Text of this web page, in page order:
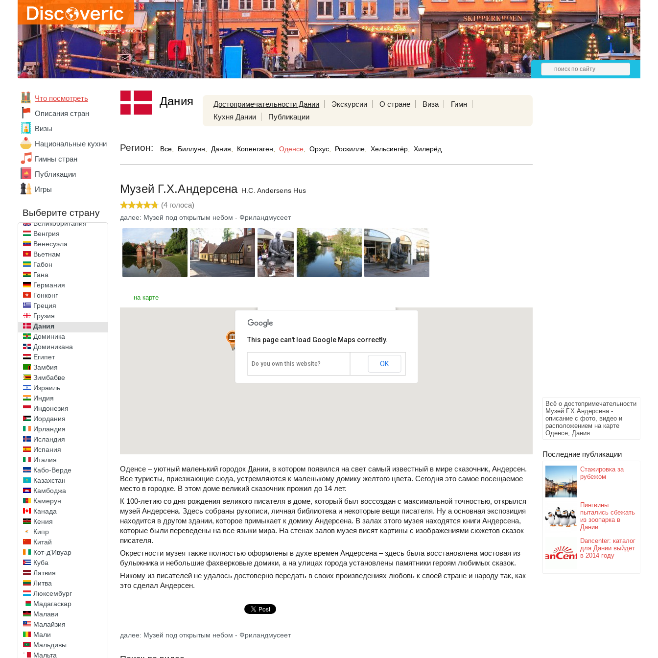
Что посмотреть
Описания стран
Визы
Национальные кухни
Гимны стран
Публикации
Игры
Выберите страну
Абхазия
Австралия
Австрия
Алжир
Ангола
Аргентина
Армения
Бельгия
Бенин
Боливия
Ватикан
Великобритания
Венгрия
Венесуэла
Вьетнам
Габон
Гана
Германия
Гонконг
Греция
Грузия
Дания
Доминика
Доминикана
Египет
Замбия
Зимбабве
Израиль
Индия
Индонезия
Иордания
Ирландия
Исландия
Испания
Италия
Кабо-Верде
Казахстан
Камбоджа
Камерун
Канада
Кения
Кипр
Китай
Кот-д'Ивуар
Куба
Латвия
Литва
Люксембург
Мадагаскар
Малави
Малайзия
Мали
Мальдивы
Мальта
Всё о достопримечательности
Музей Г.Х.Андерсена -
описание с фото, видео и
расположением на карте
Оденсе, Дания.
Последние публикации
Стажировка за
рубежом
Пингвины
пытались сбежать
из зоопарка в
Дании
Dancenter: каталог
для Дании выйдет
в 2014 году
Дания Достопримечательности Дании Экскурсии О стране Виза
Гимн
Кухня Дании
Публикации
Регион: Все Биллунн Дания Копенгаген Оденсе Орхус Роскилле Хельсингёр Хилерёд
Музей Г.Х.Андерсена H.C. Andersens Hus
(4 голоса)
далее: Музей под открытым небом - Фриландмусеет
на карте
Дания, Оденсе
This page can't load Google Maps correctly.
Do you own this website? OK
Оденсе – уютный маленький городок Дании, в котором появился на свет самый известный в мире сказочник, Андерсен.
Все туристы, приезжающие сюда, устремляются к маленькому домику желтого цвета. Сегодня это самое посещаемое
место в городке. В этом доме великий сказочник прожил до 14 лет.
К 100-летию со дня рождения великого писателя в доме, который был воссоздан с максимальной точностью, открылся
музей Андерсена. Здесь собраны рукописи, личная библиотека и некоторые вещи писателя. Ну а основная экспозиция
находится в другом здании, которое примыкает к домику Андерсена. В залах этого музея находятся книги Андерсена,
которые были переведены на все языки мира. На стенах залов музея висят картины с изображениями сюжетов сказок
писателя.
Окрестности музея также полностью оформлены в духе времен Андерсена – здесь была восстановлена мостовая из
булыжника и небольшие фахверковые домики, а на улицах города установлены памятники героям любимых сказок.
Никому из писателей не удалось достоверно передать в своих произведениях любовь к своей стране и народу так, как
это сделал Андерсен.
далее: Музей под открытым небом - Фриландмусеет